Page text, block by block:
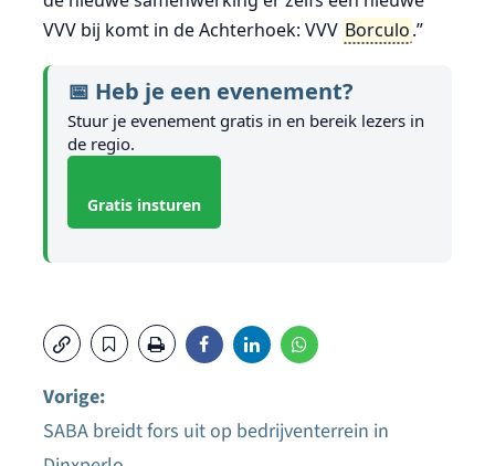
VVV bij komt in de Achterhoek: VVV Borculo.”
📅 Heb je een evenement?
Stuur je evenement gratis in en bereik lezers in
de regio.
Gratis insturen
Bericht
Vorige:
SABA breidt fors uit op bedrijventerrein in